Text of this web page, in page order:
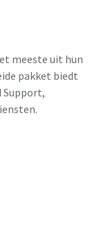
meeste uit hun
pakket biedt
Support,